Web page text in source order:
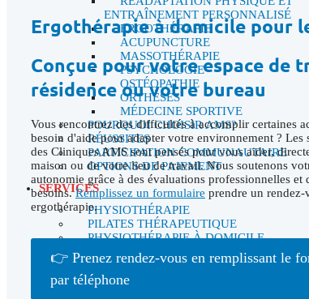
ENTRAÎNEMENT PERSONNALISÉ
ERGOTHÉRAPIE
ACUPUNCTURE
MASSOTHÉRAPIE
PSYCHOLOGIE
OSTÉOPATHIE
ORTHÈSES
MÉDECINE SPORTIVE
POURQUOI CHOISIR AMS?
RÉUSSITES
PARTICIPATION COMMUNAUTAIRE
OPTIONS DE PAIEMENT
SERVICES
PHYSIOTHÉRAPIE
PILATES THÉRAPEUTIQUE
PHYSIOTHÉRAPIE À DOMICILE
ERGOTHÉRAPIE À DOMICILE
APPROCHE POSTURALE EN
PHYSIOTHÉRAPIE
Ergothérapie à domicile pour
Conçue pour votre espace de
résidence ou votre bureau
Vous rencontrez des difficultés à accomplir certaines
besoin d'aide pour adapter votre environnement ?
des Cliniques AMS sont pensés pour vous aider,
maison ou de votre lieu de travail. Nous soutenons
autonomie grâce à des évaluations professionnelles et
besoins.Remplissez un formulaire prendre un rendez-
ergothérapie.
👉 Prenez rendez-vous en remplissant le
par téléphone